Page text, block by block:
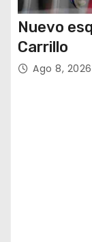
Nuevo
Carrillo
Ago 8, 2026